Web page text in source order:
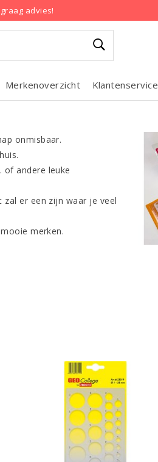
advies!
Merkenoverzicht Klantenservice
onmisbaar.
of andere leuke
er een zijn waar je veel
merken.